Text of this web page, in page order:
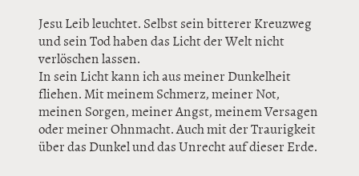
Jesu Leib leuchtet. Selbst sein bitterer Kreuzweg
und sein Tod haben das Licht der Welt nicht
verlöschen lassen.
In sein Licht kann ich aus meiner Dunkelheit
fliehen. Mit meinem Schmerz, meiner Not,
meinen Sorgen, meiner Angst, meinem Versagen
oder meiner Ohnmacht. Auch mit der Traurigkeit
über das Dunkel und das Unrecht auf dieser Erde.